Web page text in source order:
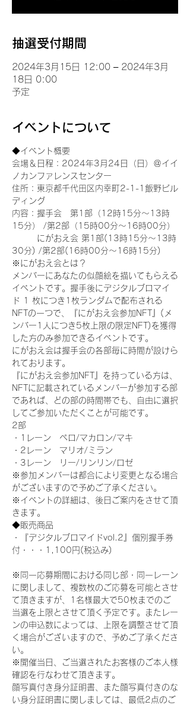
抽選受付期間
2024年3月15日 12:00 – 2024年3月
18日 0:00
予定
イベントについて
◆イベント概要
会場＆日程：2024年3月24日（日）＠イイ
ノカンファレンスセンター
住所：東京都千代田区内幸町2-1-1飯野ビル
ディング
内容：握手会　第1部（12時15分～13時
15分） /第2部（15時00分～16時00分）
にがおえ会 第1部(13時15分～13時
30分) /第2部(16時00分～16時15分)
※にがおえ会とは？
メンバーにあなたの似顔絵を描いてもらえる
イベントです。握手後にデジタルブロマイ
ド 1 枚につき1枚ランダムで配布される
NFTの一つで、『にがおえ会参加NFT』(メ
ンバー1人につき5枚上限の限定NFT)を獲得
した方のみ参加できるイベントです。
にがおえ会は握手会の各部毎に時間が設けら
れております。
『にがおえ会参加NFT』を持っている方は、
NFTに記載されているメンバーが参加する部
であれば、どの部の時間帯でも、自由に選択
してご参加いただくことが可能です。
2部
・1レーン　ペロ/マカロン/マキ
・2レーン　マリオ/ミラン
・3レーン　リー/リンリン/ロゼ
※参加メンバーは都合により変更となる場合
がございますので予めご了承ください。
※イベントの詳細は、後日ご案内をさせて頂
きます。
◆販売商品
・『デジタルブロマイドvol.2』個別握手券
付・・・1,100円(税込み)
※同一応募期間における同じ部・同一レーン
に関しまして、複数枚のご応募を可能とさせ
て頂きますが、1名様最大で50枚までのご
当選を上限とさせて頂く予定です。またレー
ンの申込数によっては、上限を調整させて頂
く場合がございますので、予めご了承くださ
い。
※開催当日、ご当選されたお客様のご本人様
確認を行なわせて頂きます。
顔写真付き身分証明書、また顔写真付きのな
い身分証明書に関しましては、最低2点のご